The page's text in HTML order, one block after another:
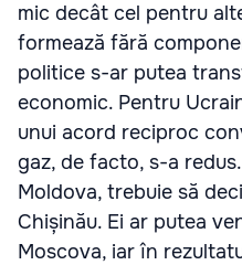
mic decât cel pentru
formează fără
politice s-ar putea
economic. Pentru
unui acord reciproc
gaz, de facto, s-a
Moldova, trebuie să
Chișinău. Ei ar putea
Moscova, iar în